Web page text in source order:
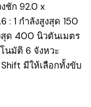
ชัก 92.0 x
: 1 กำลังสูงสุด 150
ด 400 นิวตันเมตร
นมัติ 6 จังหวะ
มีให้เลือกทั้งขับ